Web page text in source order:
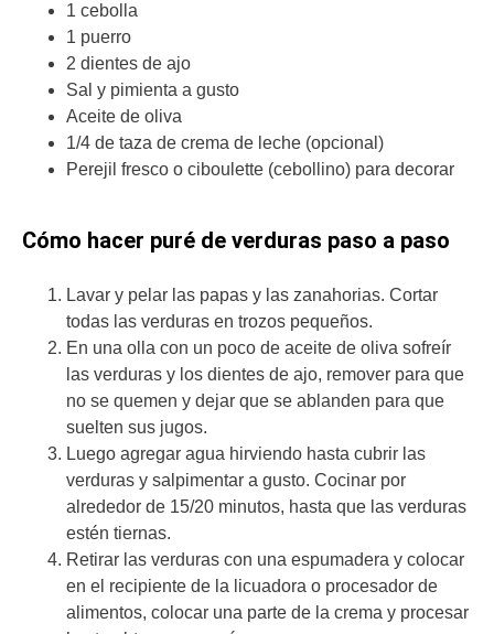
1 cebolla
1 puerro
2 dientes de ajo
Sal y pimienta a gusto
Aceite de oliva
1/4 de taza de crema de leche (opcional)
Perejil fresco o ciboulette (cebollino) para decorar
Cómo hacer puré de verduras paso a paso
Lavar y pelar las papas y las zanahorias. Cortar
todas las verduras en trozos pequeños.
En una olla con un poco de aceite de oliva sofreír
las verduras y los dientes de ajo, remover para que
no se quemen y dejar que se ablanden para que
suelten sus jugos.
Luego agregar agua hirviendo hasta cubrir las
verduras y salpimentar a gusto. Cocinar por
alrededor de 15/20 minutos, hasta que las verduras
estén tiernas.
Retirar las verduras con una espumadera y colocar
en el recipiente de la licuadora o procesador de
alimentos, colocar una parte de la crema y procesar